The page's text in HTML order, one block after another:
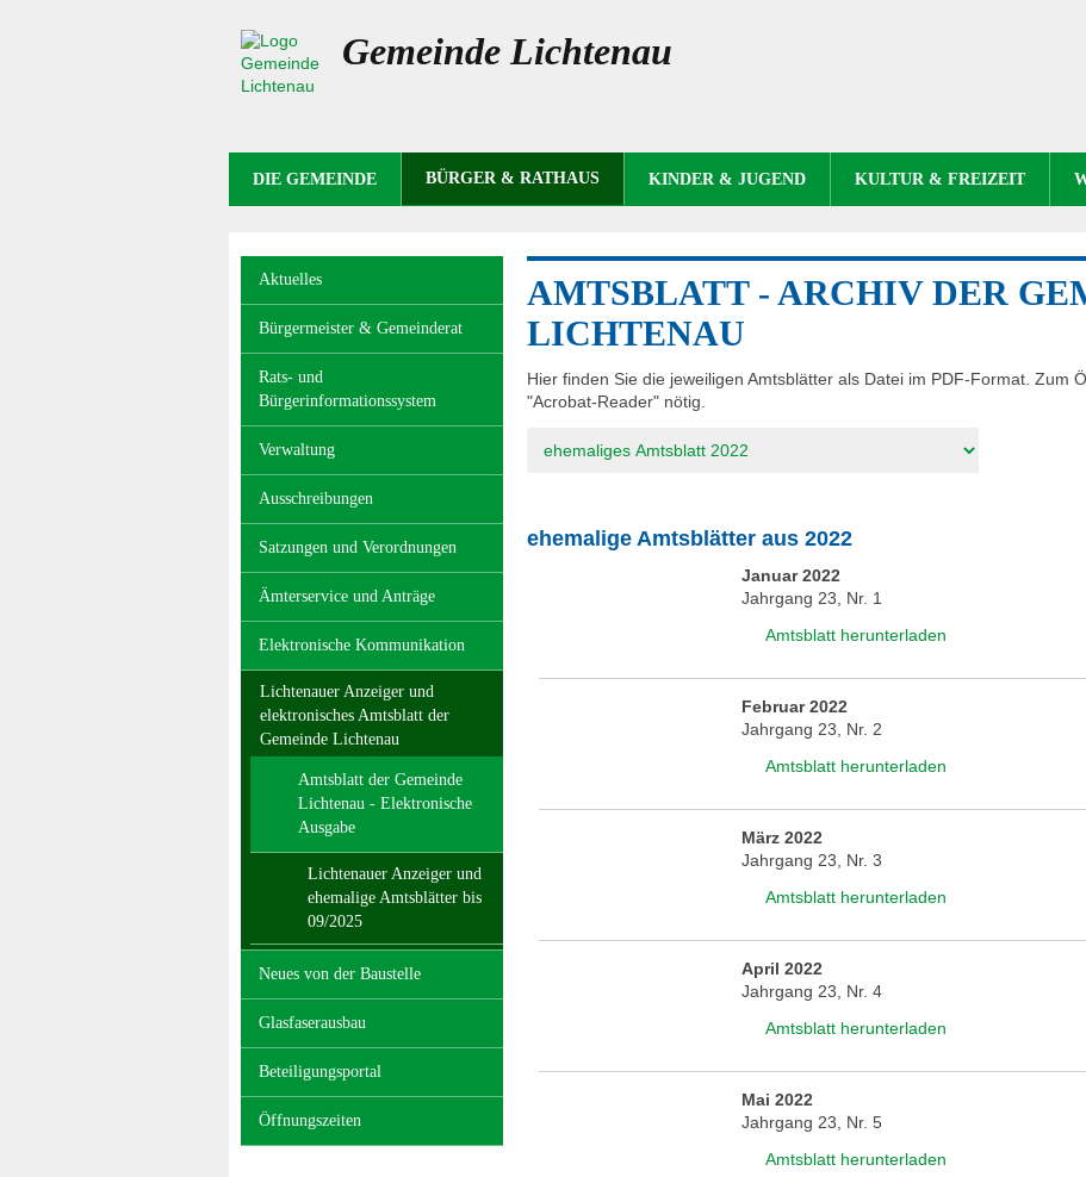
Gemeinde Lichtenau
NAVIGATION
DIE GEMEINDE BÜRGER & RATHAUS KINDER & JUGEND KULTUR & FREIZEIT
Navigation
überspringen
Aktuelles
Bürgermeister & Gemeinderat
Rats- und
Bürgerinformationssystem
Verwaltung
Ausschreibungen
Satzungen und Verordnungen
Ämterservice und Anträge
Elektronische Kommunikation
Lichtenauer Anzeiger und
elektronisches Amtsblatt der
Gemeinde Lichtenau
Amtsblatt der Gemeinde
Lichtenau - Elektronische
Ausgabe
Lichtenauer Anzeiger und
ehemalige Amtsblätter bis
09/2025
Neues von der Baustelle
Glasfaserausbau
Beteiligungsportal
Öffnungszeiten
AMTSBLATT - ARCHIV DER
LICHTENAU
Hier finden Sie die jeweiligen Amtsblätter als Datei im PDF-Format. Zum
"Acrobat-Reader" nötig.
ehemalige Amtsblätter aus 2022
Januar 2022
Jahrgang 23, Nr. 1
Amtsblatt herunterladen
Februar 2022
Jahrgang 23, Nr. 2
Amtsblatt herunterladen
März 2022
Jahrgang 23, Nr. 3
Amtsblatt herunterladen
April 2022
Jahrgang 23, Nr. 4
Amtsblatt herunterladen
Mai 2022
Jahrgang 23, Nr. 5
Amtsblatt herunterladen